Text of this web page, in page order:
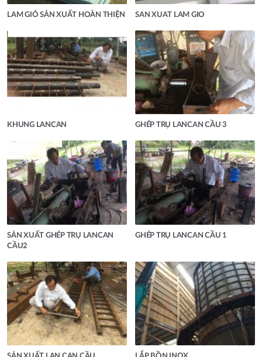
LAM GIÓ SẢN XUẤT HOÀN THIỆN SAN XUAT LAM GIO
KHUNG LANCAN GHÉP TRỤ LANCAN CẦU 3
SẢN XUẤT GHÉP TRỤ LANCAN
CẦU2
GHÉP TRỤ LANCAN CẦU 1